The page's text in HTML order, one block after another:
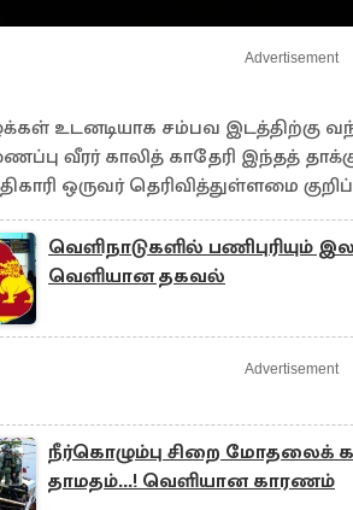
Advertisement
உடனடியாக சம்பவ இடத்திற்கு
வீரர் காலித் காதேரி இந்தத்
ஒருவர் தெரிவித்துள்ளமை
வெளிநாடுகளில்
வெளியான தகவல்
Advertisement
நீர்கொழும்பு சிறை மோதலைக்
தாமதம்...! வெளியான காரணம்